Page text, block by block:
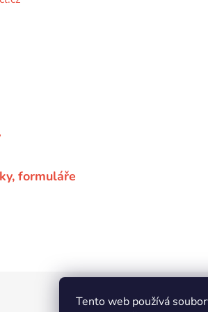
Tento web používá
formuláře